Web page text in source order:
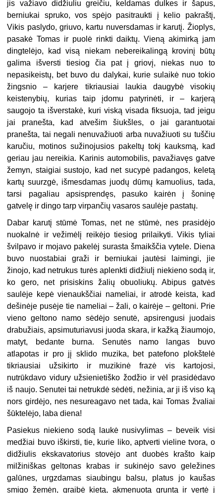
jis važiavo didžiuliu greičiu, keldamas dulkes ir šapus,
berniukai spruko, vos spėjo pasitraukti į kelio pakraštį,
Vikis paslydo, griuvo, kartu nuversdamas ir karutį. Žioplys,
pasakė Tomas ir puolė rinkti daiktų. Vieną akimirką jam
dingtelėjo, kad visą niekam nebereikalingą krovinį būtų
galima išversti tiesiog čia pat į griovį, niekas nuo to
nepasikeistų, bet buvo du dalykai, kurie sulaikė nuo tokio
žingsnio – karjere tikriausiai laukia daugybė visokių
keistenybių, kurias taip įdomu patyrinėti, ir – karjerą
saugojo ta išverstakė, kuri viską visada fiksuoja, tad jeigu
jai pranešta, kad atvešim šiukšles, o jai garantuotai
pranešta, tai negali nenuvažiuoti arba nuvažiuoti su tuščiu
karučiu, motinos sužinojusios pakeltų tokį kauksmą, kad
geriau jau nereikia. Karinis automobilis, pavažiavęs gatve
žemyn, staigiai sustojo, kad net sucypė padangos, keletą
kartų suurzgė, išmesdamas juodų dūmų kamuolius, tada,
tarsi pagaliau apsisprendęs, pasuko kairėn į šoninę
gatvelę ir dingo tarp virpančių vasaros saulėje pastatų.
Dabar karutį stūmė Tomas, net ne stūmė, nes prasidėjo
nuokalnė ir vežimėlį reikėjo tiesiog prilaikyti. Vikis tyliai
švilpavo ir mojavo pakelėj surasta šmaikščia vytele. Diena
buvo nuostabiai graži ir berniukai jautėsi laimingi, jie
žinojo, kad netrukus turės aplenkti didžiulį niekieno sodą ir,
ko gero, net prisiskins žalių obuoliukų. Abipus gatvės
saulėje kepė vienaukščiai nameliai, ir atrodė keista, kad
dešinėje pusėje tie nameliai – žali, o kairėje – geltoni. Prie
vieno geltono namo sėdėjo senutė, apsirengusi juodais
drabužiais, apsimuturiavusi juoda skara, ir kažką žiaumojo,
matyt, bedante burna. Senutės namo langas buvo
atlapotas ir pro jį sklido muzika, bet patefono plokštelė
tikriausiai užsikirto ir muzikinė frazė vis kartojosi,
nutrūkdavo vidury užsienietiško žodžio ir vėl prasidėdavo
iš naujo. Senutei tai netrukdė sėdėti, nežinia, ar ji iš viso ką
nors girdėjo, nes nesureagavo net tada, kai Tomas žvaliai
šūktelėjo, laba diena!
Pasiekus niekieno sodą laukė nusivylimas – beveik visi
medžiai buvo iškirsti, tie, kurie liko, aptverti vieline tvora, o
didžiulis ekskavatorius stovėjo ant duobės krašto kaip
milžiniškas geltonas krabas ir sukinėjo savo geležines
galūnes, urgzdamas siaubingu balsu, platus jo kaušas
smigo žemėn, graibė kietą, akmenuotą gruntą ir vertė į